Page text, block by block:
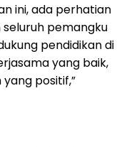
ini, ada perhatian
pemangku
pendidikan di
yang baik,
positif,”